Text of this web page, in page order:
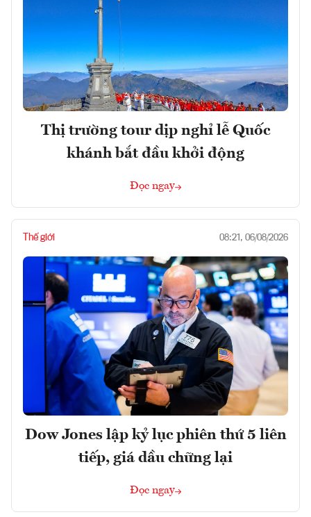
Thị trường tour dịp nghỉ lễ Quốc
khánh bắt đầu khởi động
Đọc ngay
Thế giới 08:21, 06/08/2026
Dow Jones lập kỷ lục phiên thứ 5 liên
tiếp, giá dầu chững lại
Đọc ngay